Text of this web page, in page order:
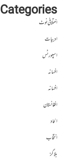
Categories
اختلافی نوٹ
ادبیات
اسپورٹس
افسانہ
افسانہ
افغانستان
الحاد
انتخاب
بلاگز